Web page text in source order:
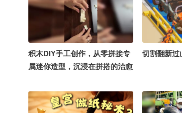
积木DIY手工创作，从零拼接专
属迷你造型，沉浸在拼搭的治愈
#OMG你夏到我了 @手作狐 @
春华秋实爱旅拍 @川川川川川
切割翻新过